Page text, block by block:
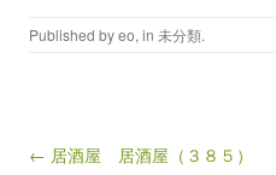
Published byeo, in 未分類.
Post navigation
← 居酒屋 居酒屋（３８５）